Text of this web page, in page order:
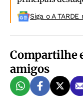
Siga o A
Compartilhe
amigos